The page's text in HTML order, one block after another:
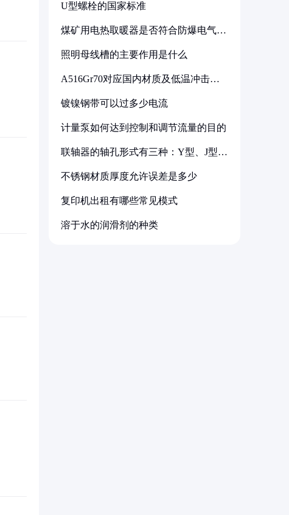
U型螺栓的国家标准
煤矿用电热取暖器是否符合防爆电气设
照明母线槽的主要作用是什么
A516Gr70对应国内材质及低温冲击要
镀镍钢带可以过多少电流
计量泵如何达到控制和调节流量的目的
联轴器的轴孔形式有三种：Y型、J型、
不锈钢材质厚度允许误差是多少
复印机出租有哪些常见模式
溶于水的润滑剂的种类